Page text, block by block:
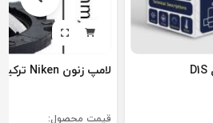
لامپ زنون Niken ترکیه مدل D2S
قیمت محصول: